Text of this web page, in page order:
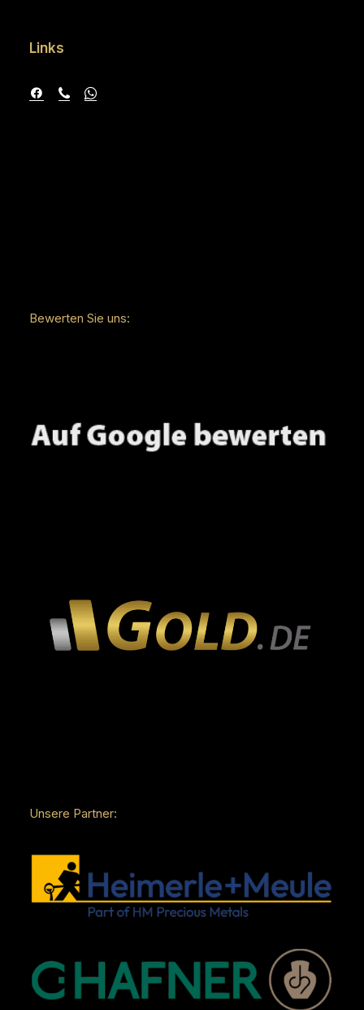
Links
Bewerten Sie uns:
Unsere Partner: